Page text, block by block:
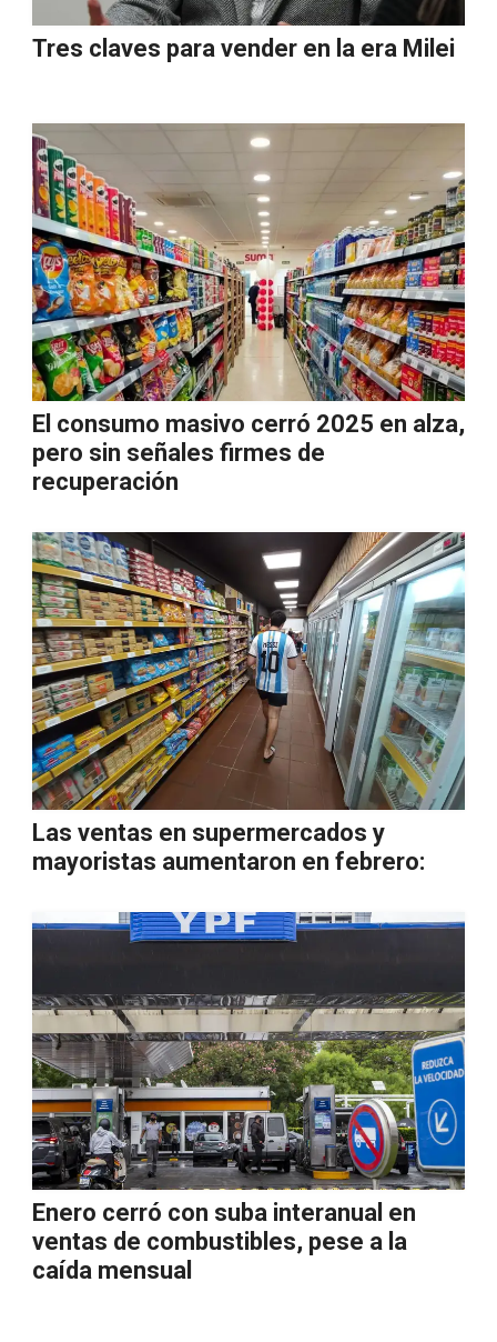
Tres claves para vender en la era Milei
El consumo masivo cerró 2025 en alza,
pero sin señales firmes de
recuperación
Las ventas en supermercados y
mayoristas aumentaron en febrero:
Enero cerró con suba interanual en
ventas de combustibles, pese a la
caída mensual